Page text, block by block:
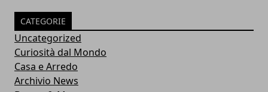
CATEGORIE
Uncategorized
Curiosità dal Mondo
Casa e Arredo
Archivio News